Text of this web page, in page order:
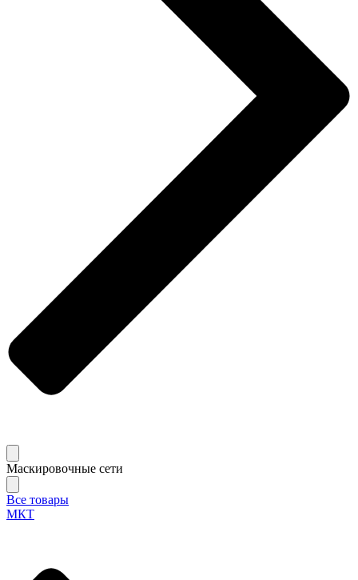
Маскировочные сети
Все товары
МКТ